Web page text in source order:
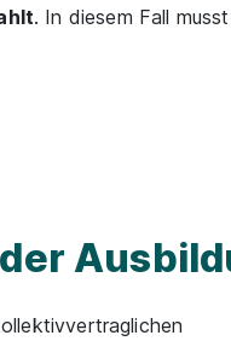
. In diesem Fall